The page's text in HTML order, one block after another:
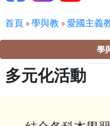
首頁 »學與教 »愛國主義
學
多元化活動